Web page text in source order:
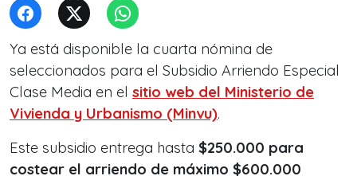
Ya está disponible la cuarta nómina de
seleccionados para el Subsidio Arriendo Especial
Clase Media en el sitio web del Ministerio de
Vivienda y Urbanismo (Minvu).
Este subsidio entrega hasta $250.000 para
costear el arriendo de máximo $600.000